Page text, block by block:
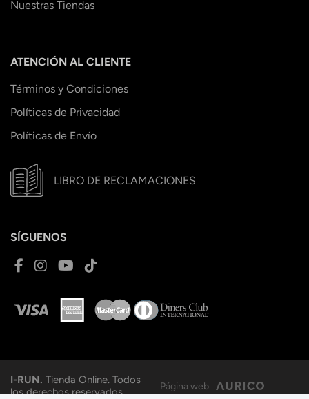
Nuestras Tiendas
ATENCIÓN AL CLIENTE
Términos y Condiciones
Políticas de Privacidad
Políticas de Envío
LIBRO DE RECLAMACIONES
SÍGUENOS
I-RUN. Tienda Online. Todos
los derechos reservados.
Página web